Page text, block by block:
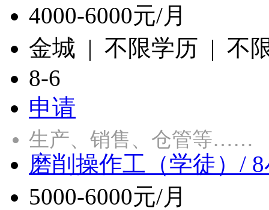
4000-6000元/月
金城 | 不限学历 | 不
8-6
申请
生产、销售、仓管等……
磨削操作工（学徒）/
5000-6000元/月